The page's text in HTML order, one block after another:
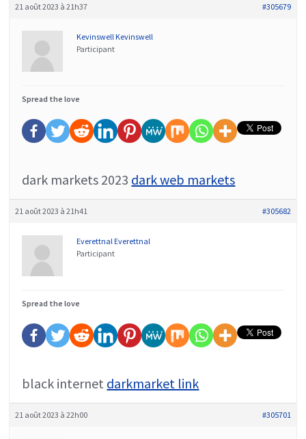
21 août 2023 à 21h37 #305679
Kevinswell Kevinswell
Participant
Spread the love
dark markets 2023 dark web markets
21 août 2023 à 21h41 #305682
Everettnal Everettnal
Participant
Spread the love
black internet darkmarket link
21 août 2023 à 22h00 #305701